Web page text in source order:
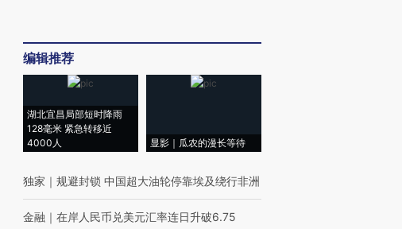
编辑推荐
湖北宜昌局部短时降雨
128毫米 紧急转移近
4000人
显影｜瓜农的漫长等待
独家 ｜ 规避封锁 中国超大油轮停靠埃及绕行非洲
金融 ｜ 在岸人民币兑美元汇率连日升破6.75